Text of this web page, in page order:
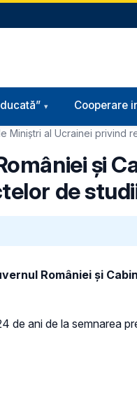
Cooperare
Miniștri al Ucrainei privind
și
de
României și
de ani de la semnarea